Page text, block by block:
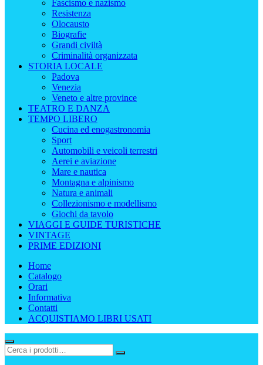
Fascismo e nazismo
Resistenza
Olocausto
Biografie
Grandi civiltà
Criminalità organizzata
STORIA LOCALE
Padova
Venezia
Veneto e altre province
TEATRO E DANZA
TEMPO LIBERO
Cucina ed enogastronomia
Sport
Automobili e veicoli terrestri
Aerei e aviazione
Mare e nautica
Montagna e alpinismo
Natura e animali
Collezionismo e modellismo
Giochi da tavolo
VIAGGI E GUIDE TURISTICHE
VINTAGE
PRIME EDIZIONI
Home
Catalogo
Orari
Informativa
Contatti
ACQUISTIAMO LIBRI USATI